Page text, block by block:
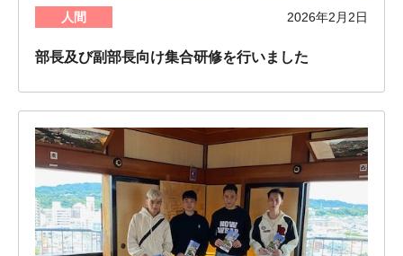
人間 2026年2月2日
部長及び副部長向け集合研修を行いました